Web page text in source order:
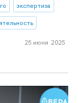
экспертиза
25 июня 2025